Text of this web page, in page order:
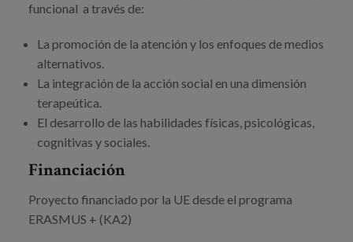
funcional a través de:
La promoción de la atención y los enfoques de medios
alternativos.
La integración de la acción social en una dimensión
terapeútica.
El desarrollo de las habilidades físicas, psicológicas,
cognitivas y sociales.
Financiación
Proyecto financiado por la UE desde el programa
ERASMUS + (KA2)